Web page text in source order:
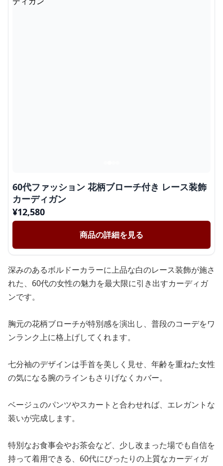
60代ファッション 花柄ブローチ付き レース装飾
カーディガン
¥12,580
商品の詳細を見る
深みのあるボルドーカラーに上品な白のレース装飾が施さ
れた、60代の女性の魅力を最大限に引き出すカーディガ
ンです。
胸元の花柄ブローチが特別感を演出し、普段のコーデをワ
ンランク上に格上げしてくれます。
七分袖のデザインは手首を美しく見せ、年齢を重ねた女性
の気になる腕のラインもさりげなくカバー。
ベージュのパンツやスカートと合わせれば、エレガントな
装いが完成します。
特別なお食事会やお茶会など、少し改まった場でも自信を
持って着用できる、60代にぴったりの上質なカーディガ